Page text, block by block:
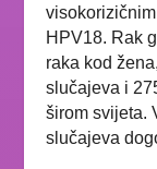
HPV18. Rak
raka kod
slučajeva i
širom svijeta.
slučajeva